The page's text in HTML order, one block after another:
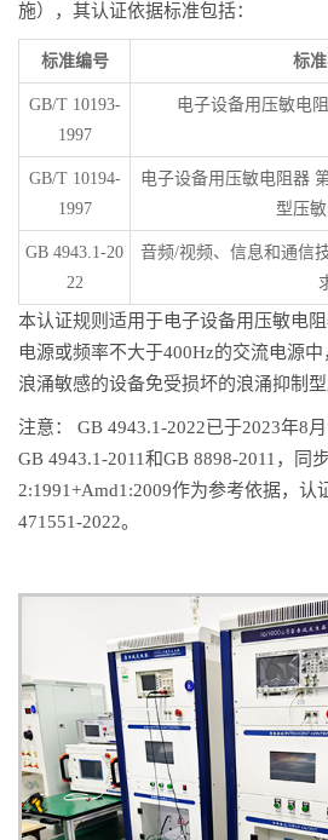
施），其认证依据标准包括：
标准编号 标
GB/T 10193-
1997
电子设备用压敏电
GB/T 10194-
1997
电子设备用压敏电阻器
型压
GB 4943.1-20
22
音频/视频、信息和通信
本认证规则适用于电子设备用压敏电
电源或频率不大于400Hz的交流电源
浪涌敏感的设备免受损坏的浪涌抑制型
注意： GB 4943.1-2022已于2023年8
GB 4943.1-2011和GB 8898-2011，同
2:1991+Amd1:2009作为参考依据，认
471551-2022。